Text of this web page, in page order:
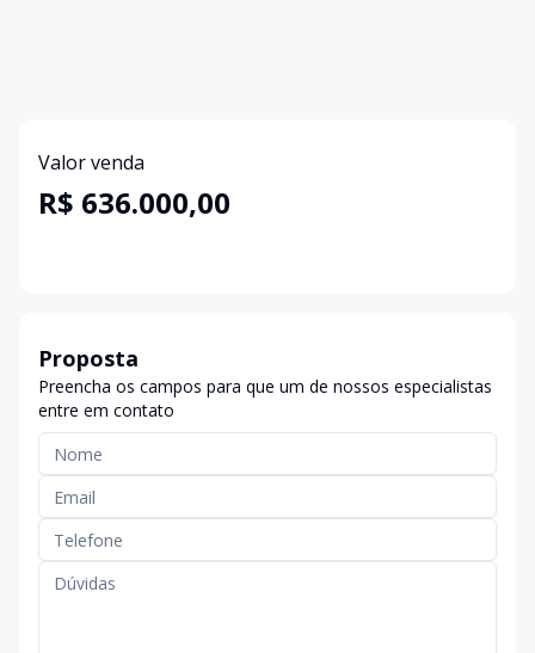
Valor venda
R$ 636.000,00
Proposta
Preencha os campos para que um de nossos especialistas
entre em contato